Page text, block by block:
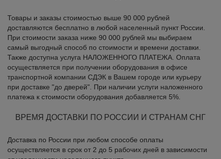
Товары и заказы стоимостью выше 90 000 рублей
доставляются бесплатно в любой населенный пункт России.
При стоимости заказа ниже 90 000 рублей мы выбираем
самый выгодный способ по стоимости и времени доставки.
Также доступна услуга НАЛОЖЕННОГО ПЛАТЕЖА. Оплата
осуществляется при получении оборудования в офисе
транспортной компании СДЭК в Вашем городе или курьеру
при доставке "до дверей". При наличии услуги наложенного
платежа к стоимости оборудования добавляется 5%.
ВРЕМЯ ДОСТАВКИ ПО РОССИИ И СТРАНАМ СНГ
Доставка по России при любом способе оплаты
осуществляется в срок от 2 до 5 рабочих дней в зависимости